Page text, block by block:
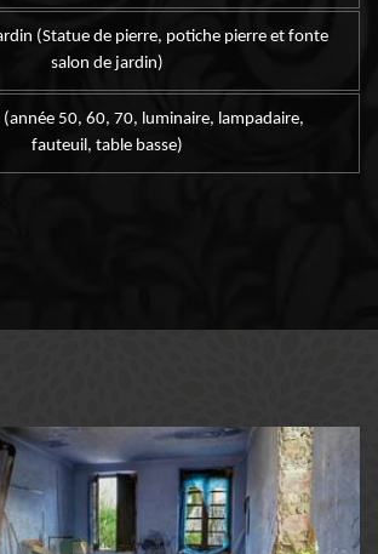
(Statue de pierre, potiche pierre et fonte
salon de jardin)
(année 50, 60, 70, luminaire, lampadaire,
fauteuil, table basse)